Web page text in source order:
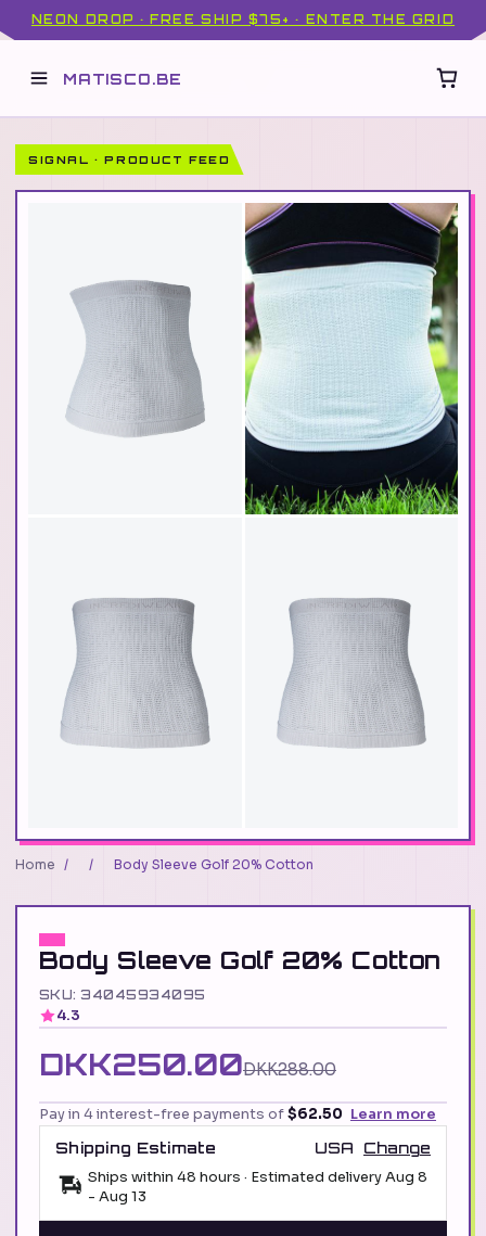
NEON DROP · FREE SHIP $75+ · ENTER THE GRID
MATISCO.BE
SIGNAL · PRODUCT FEED
Home / / Body Sleeve Golf 20% Cotton
Body Sleeve Golf 20% Cotton
SKU: 34045934095
4.3
DKK250.00DKK288.00
Pay in 4 interest-free payments of$62.50 Learn more
Shipping Estimate
USA
Change
Ships within 48 hours · Estimated deliveryAug 8
- Aug 13